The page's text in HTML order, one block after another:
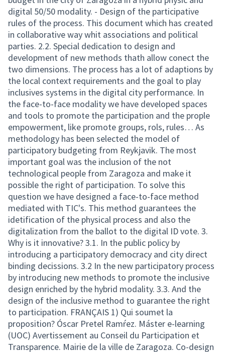
digital 50/50 modality. - Design of the participative
rules of the process. This document which has created
in collaborative way whit associations and political
parties. 2.2. Special dedication to design and
development of new methods thath allow conect the
two dimensions. The process has a lot of adaptions by
the local context requirements and the goal to play
inclusives systems in the digital city performance. In
the face-to-face modality we have developed spaces
and tools to promote the participation and the prople
empowerment, like promote groups, rols, rules… As
methodology has been selected the model of
participatory budgeting from Reykjavik. The most
important goal was the inclusion of the not
technological people from Zaragoza and make it
possible the right of participation. To solve this
question we have designed a face-to-face method
mediated with TIC's. This method guarantees the
idetification of the physical process and also the
digitalization from the ballot to the digital ID vote. 3.
Why is it innovative? 3.1. In the public policy by
introducing a participatory democracy and city direct
binding decissions. 3.2 In the new participatory process
by introducing new methods to promote the inclusive
design enriched by the hybrid modality. 3.3. And the
design of the inclusive method to guarantee the right
to participation. FRANÇAIS 1) Qui soumet la
proposition? Óscar Pretel Ramŕez. Máster e-learning
(UOC) Avertissement au Conseil du Participation et
Transparence. Mairie de la ville de Zaragoza. Co-design